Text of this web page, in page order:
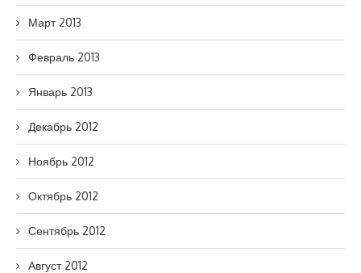
Март 2013
Февраль 2013
Январь 2013
Декабрь 2012
Ноябрь 2012
Октябрь 2012
Сентябрь 2012
Август 2012